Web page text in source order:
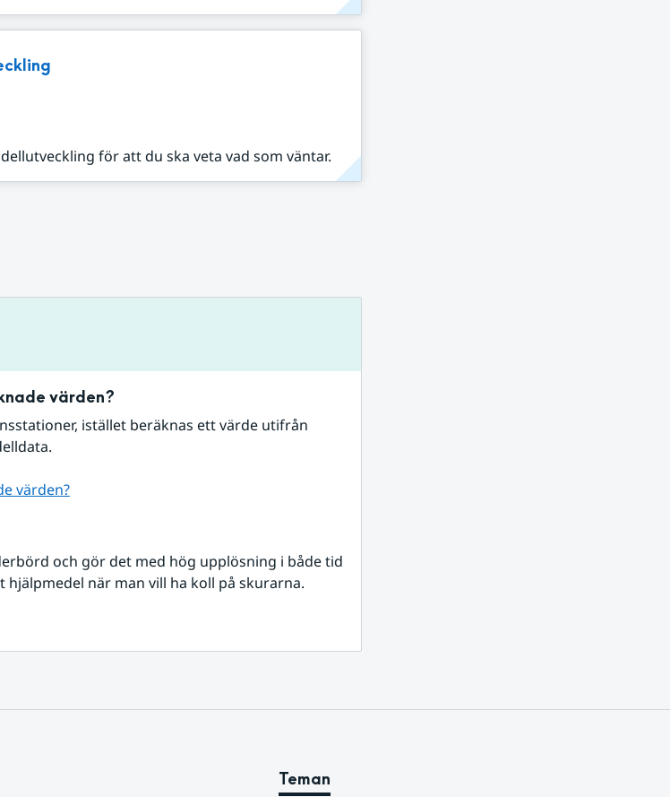
för att du ska veta vad som väntar.
värden?
istället beräknas ett värde utifrån
värden?
och gör det med hög upplösning i både tid
när man vill ha koll på skurarna.
Teman